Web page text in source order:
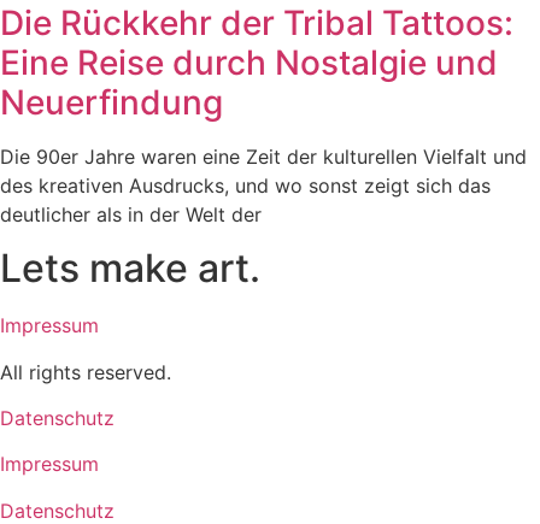
Die Rückkehr der Tribal Tattoos:
Eine Reise durch Nostalgie und
Neuerfindung
Die 90er Jahre waren eine Zeit der kulturellen Vielfalt und
des kreativen Ausdrucks, und wo sonst zeigt sich das
deutlicher als in der Welt der
Lets make art.
Impressum
All rights reserved.
Datenschutz
Impressum
Datenschutz